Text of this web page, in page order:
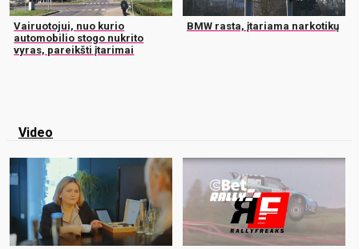
Vairuotojui, nuo kurio
automobilio stogo nukrito
vyras, pareikšti įtarimai
BMW rasta, įtariama narkotikų
Video